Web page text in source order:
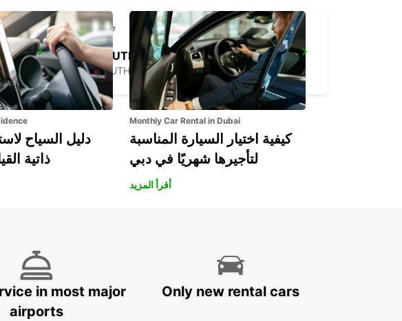
SOUTHAMPTON AIRPORT
SOUTHAMPTON - UNITED KINGDOM
دليل السياح
ذاتية
Monthly Car Rental in Dubai
كيفية اختيار السيارة المناسبة
لتأجيرها شهريًا في دبي
أقرأ المزيد
in most major
airports
Only new rental cars